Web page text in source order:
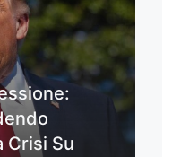
Crisi Su